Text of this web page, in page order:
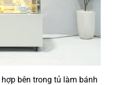
bên trong tủ làm bánh